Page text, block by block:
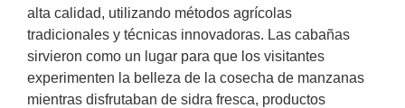
alta calidad, utilizando métodos agrícolas
tradicionales y técnicas innovadoras. Las cabañas
sirvieron como un lugar para que los visitantes
experimenten la belleza de la cosecha de manzanas
mientras disfrutaban de sidra fresca, productos